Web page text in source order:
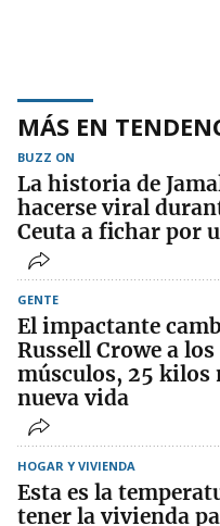
MÁS EN
BUZZ ON
La historia de
hacerse viral
Ceuta a fichar por
GENTE
El impactante
Russell Crowe a
músculos, 25 kilos
nueva vida
HOGAR Y VIVIENDA
Esta es la
tener la vivienda